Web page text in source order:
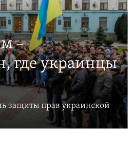
–
где украинцы
защиты прав украинской